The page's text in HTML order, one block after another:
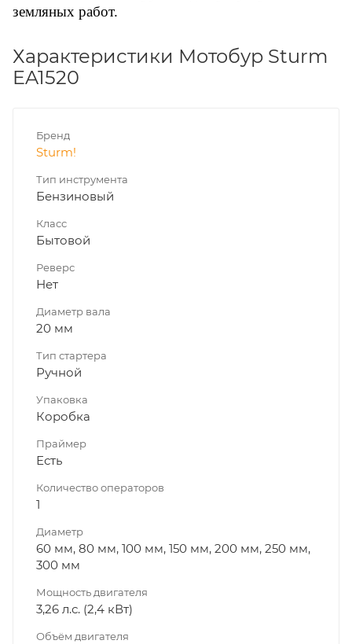
земляных работ.
Характеристики Мотобур Sturm
EA1520
Бренд
Sturm!
Тип инструмента
Бензиновый
Класс
Бытовой
Реверс
Нет
Диаметр вала
20 мм
Тип стартера
Ручной
Упаковка
Коробка
Праймер
Есть
Количество операторов
1
Диаметр
60 мм, 80 мм, 100 мм, 150 мм, 200 мм, 250 мм,
300 мм
Мощность двигателя
3,26 л.с. (2,4 кВт)
Объём двигателя